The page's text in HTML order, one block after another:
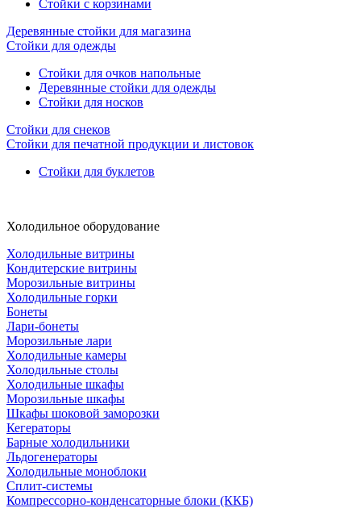
Стойки с корзинами
Деревянные стойки для магазина
Стойки для одежды
Стойки для очков напольные
Деревянные стойки для одежды
Стойки для носков
Стойки для снеков
Стойки для печатной продукции и листовок
Стойки для буклетов
Холодильное оборудование
Холодильные витрины
Кондитерские витрины
Морозильные витрины
Холодильные горки
Бонеты
Лари-бонеты
Морозильные лари
Холодильные камеры
Холодильные столы
Холодильные шкафы
Морозильные шкафы
Шкафы шоковой заморозки
Кегераторы
Барные холодильники
Льдогенераторы
Холодильные моноблоки
Сплит-системы
Компрессорно-конденсаторные блоки (ККБ)